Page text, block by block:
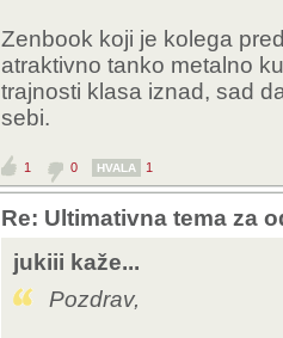
Zenbook koji je kolega
atraktivno tanko metalno
trajnosti klasa iznad, sad
sebi.
1 0 HVALA 1
Re: Ultimativna tema za
jukiii kaže...
Pozdrav,